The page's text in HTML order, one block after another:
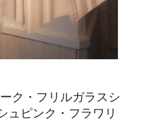
ク・フリルガラスシ
ュピンク・フラワリ